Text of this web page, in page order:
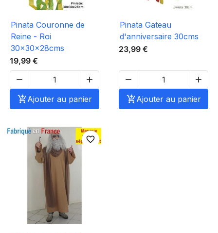
Pinata Couronne de
Reine - Roi
30x30x28cms
19,99 €


Ajouter au panier
Pinata Gateau
d'anniversaire 30cms
23,99 €


Ajouter au panier
favorite_border